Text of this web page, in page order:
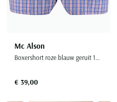
Mc Alson
Boxershort roze blauw geruit 100% katoen
€ 39,00